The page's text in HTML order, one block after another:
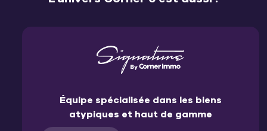
Équipe spécialisée dans les biens
atypiques et haut de gamme